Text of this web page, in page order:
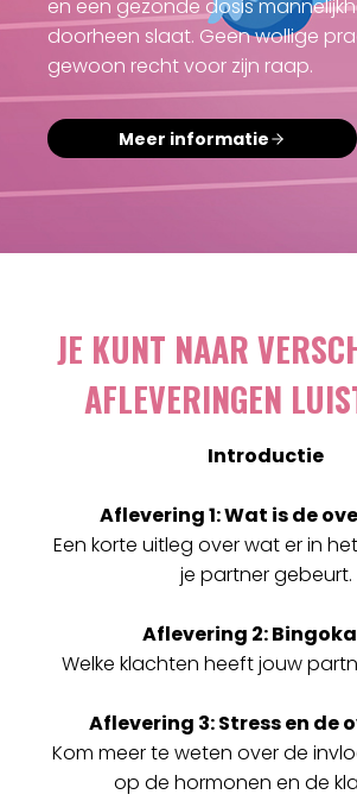
en een gezonde dosis
doorheen slaat. Geen wollige
gewoon recht voor zijn raap.
Meer informatie
JE KUNT NAAR
AFLEVERINGEN
Introductie
Aflevering 1: Wat is de
Een korte uitleg over wat er in
je partner gebeurt.
Aflevering 2:
Welke klachten heeft jouw
Aflevering 3: Stress en de
Kom meer te weten over de
op de hormonen en de